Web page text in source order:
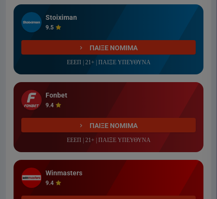
Stoiximan
9.5
ΠΑΙΞΕ ΝΟΜΙΜΑ
ΕΕΕΠ | 21+ | ΠΑΙΞΕ ΥΠΕΥΘΥΝΑ
Fonbet
9.4
ΠΑΙΞΕ ΝΟΜΙΜΑ
ΕΕΕΠ | 21+ | ΠΑΙΞΕ ΥΠΕΥΘΥΝΑ
Winmasters
9.4